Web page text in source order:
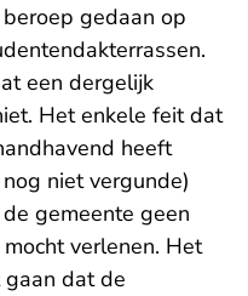
gedaan op
een dergelijk
Het enkele feit dat
heeft
niet vergunde)
gemeente geen
verlenen. Het
dat de